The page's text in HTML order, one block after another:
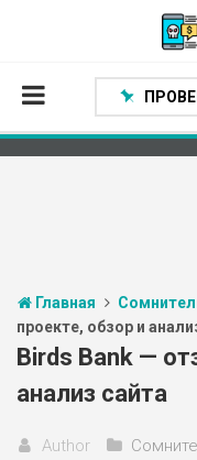
Проверенные
Статьи
Партнеры
Главная
проекте, обзор и
Birds Bank —
анализ сайта
Author